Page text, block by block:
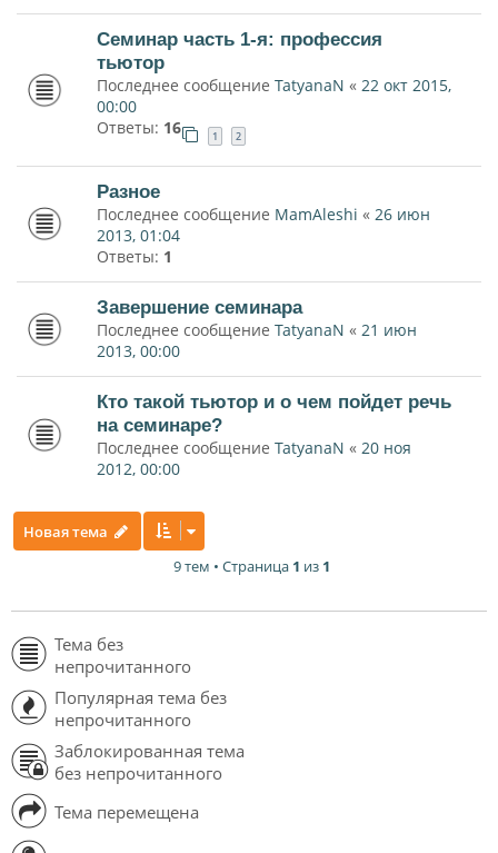
Семинар часть 1-я: профессия
тьютор
Последнее сообщение TatyanaN « 22 окт 2015,
00:00
Ответы: 16 1 2
Разное
Последнее сообщение MamAleshi « 26 июн
2013, 01:04
Ответы: 1
Завершение семинара
Последнее сообщение TatyanaN « 21 июн
2013, 00:00
Кто такой тьютор и о чем пойдет речь
на семинаре?
Последнее сообщение TatyanaN « 20 ноя
2012, 00:00
Новая тема
9 тем • Страница 1 из 1
Тема без
непрочитанного
Популярная тема без
непрочитанного
Заблокированная тема
без непрочитанного
Тема перемещена